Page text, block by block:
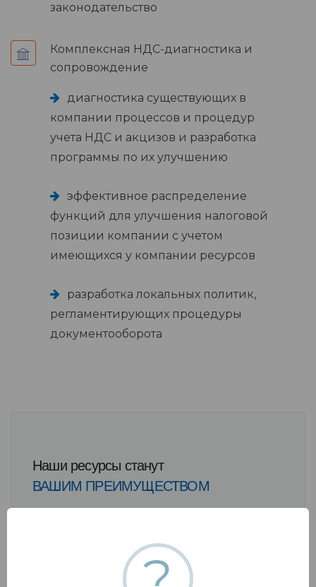
законодательство
Комплексная НДС-диагностика и
сопровождение
диагностика существующих в
компании процессов и процедур
учета НДС и акцизов и разработка
программы по их улучшению
эффективное распределение
функций для улучшения налоговой
позиции компании с учетом
имеющихся у компании ресурсов
разработка локальных политик,
регламентирующих процедуры
документооборота
Наши ресурсы станут
ВАШИМ ПРЕИМУЩЕСТВОМ